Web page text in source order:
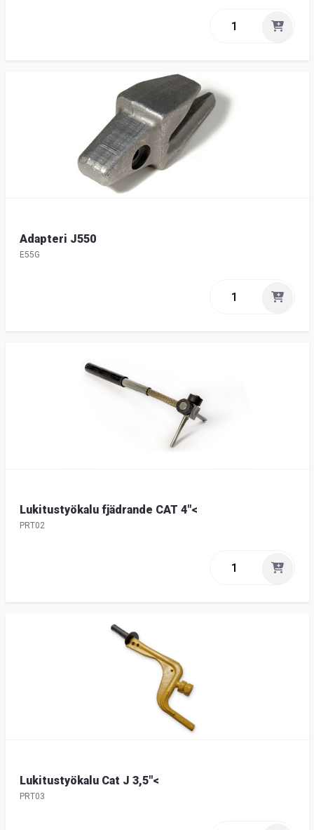
Adapteri J550
E55G
Lukitustyökalu fjädrande CAT 4"<
PRT02
Lukitustyökalu Cat J 3,5"<
PRT03